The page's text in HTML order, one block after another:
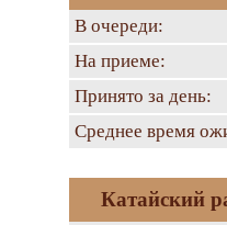
В очереди:
На приеме:
Принято за день:
Среднее время
Катайский